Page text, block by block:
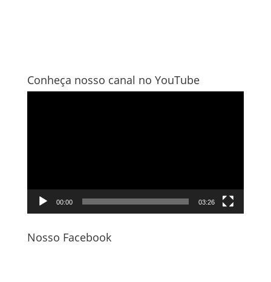
Conheça nosso canal no YouTube
00:00 03:26
Nosso Facebook